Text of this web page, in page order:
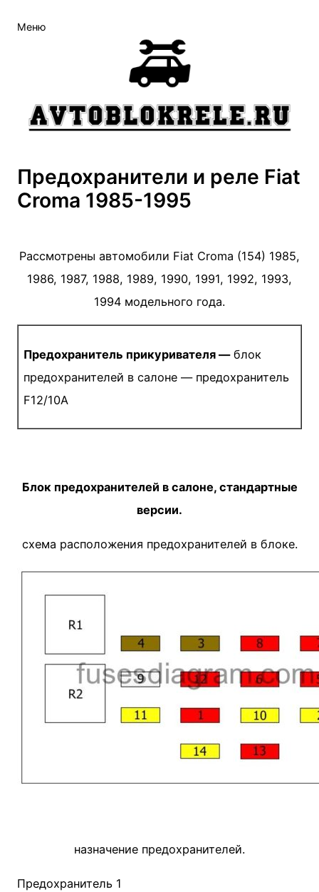
Меню
Предохранители и реле Fiat
Croma 1985-1995
Рассмотрены автомобили Fiat Croma (154) 1985,
1986, 1987, 1988, 1989, 1990, 1991, 1992, 1993,
1994 модельного года.
Предохранитель прикуривателя —блок
предохранителей в салоне — предохранитель
F12/10A
Блок предохранителей в салоне, стандартные
версии.
схема расположения предохранителей в блоке.
назначение предохранителей.
Предохранитель 1